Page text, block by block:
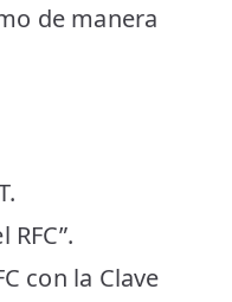
de manera
con la Clave